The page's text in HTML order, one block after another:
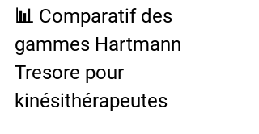
📊 Comparatif des
gammes Hartmann
Tresore pour
kinésithérapeutes